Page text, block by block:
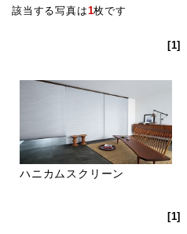
該当する写真は1枚です
[1]
ハニカムスクリーン
[1]